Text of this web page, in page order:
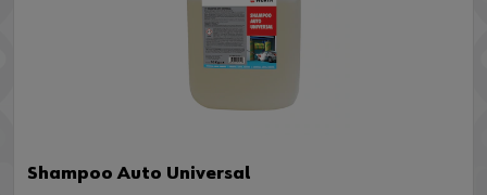
Shampoo Auto Universal